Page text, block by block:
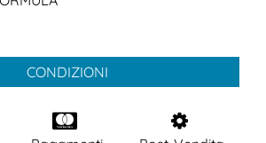
CONDIZIONI